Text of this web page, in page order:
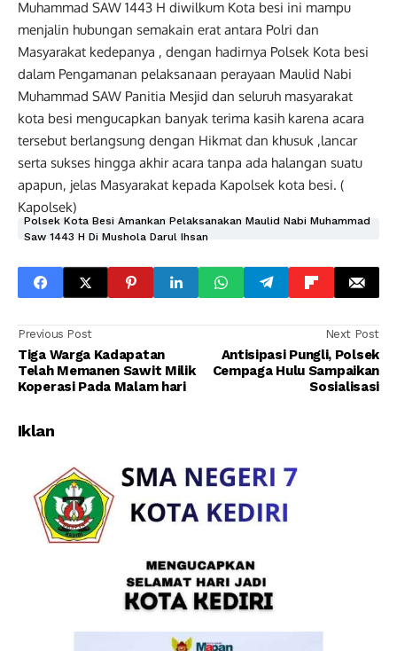
Muhammad SAW 1443 H diwilkum Kota besi ini mampu
menjalin hubungan semakain erat antara Polri dan
Masyarakat kedepanya , dengan hadirnya Polsek Kota besi
dalam Pengamanan pelaksanaan perayaan Maulid Nabi
Muhammad SAW Panitia Mesjid dan seluruh masyarakat
kota besi mengucapkan banyak terima kasih karena acara
tersebut berlangsung dengan Hikmat dan khusuk ,lancar
serta sukses hingga akhir acara tanpa ada halangan suatu
apapun, jelas Masyarakat kepada Kapolsek kota besi. (
Kapolsek)
Polsek Kota Besi Amankan Pelaksanakan Maulid Nabi Muhammad
Saw 1443 H Di Mushola Darul Ihsan
Previous Post
Tiga Warga Kadapatan
Telah Memanen Sawit Milik
Koperasi Pada Malam hari
Next Post
Antisipasi Pungli, Polsek
Cempaga Hulu Sampaikan
Sosialisasi
Iklan